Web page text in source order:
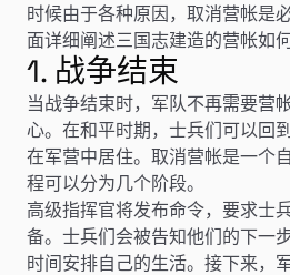
时候由于各种原因，取消营帐是
面详细阐述三国志建造的营帐如何
1. 战争结束
当战争结束时，军队不再需要营
心。在和平时期，士兵们可以回
在军营中居住。取消营帐是一个
程可以分为几个阶段。
高级指挥官将发布命令，要求士
备。士兵们会被告知他们的下一
时间安排自己的生活。接下来，